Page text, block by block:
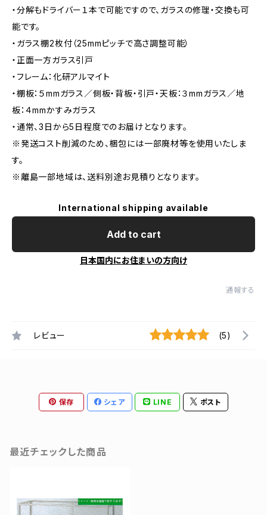
・分解もドライバー１本で可能ですので、ガラスの修理・交換も可
能です。
・ガラス棚2枚付（25mmピッチで高さ調整可能）
・正面一方ガラス引戸
・フレーム：化研アルマイト
・棚板：５mmガラス／側板・背板・引戸・天板：３mmガラス／地
板：４mmかすみガラス
・通常、3日から5日程度でのお届けとなります。
※発送コスト削減のため、梱包には一部廃材等を使用いたしま
す。
※離島一部地域は、送料別途お見積りとなります。
International shipping available
Add to cart
日本国内にお住まいの方向け
通報する
レビュー (5)
保存 シェア LINE ポスト
最近チェックした商品